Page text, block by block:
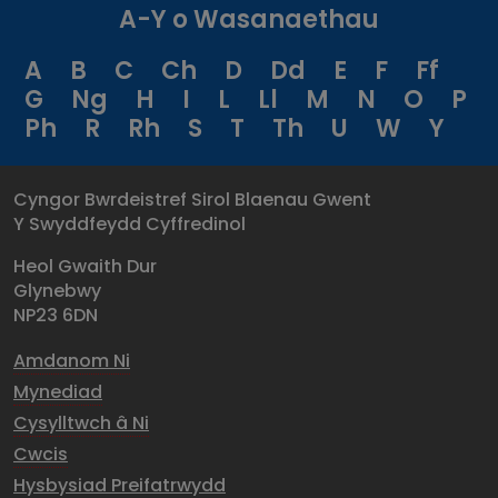
A-Y o Wasanaethau
A
B C Ch D Dd E F
Ff
G
Ng H I L Ll M N O
P
Ph
R Rh S T Th U W Y
Cyngor Bwrdeistref Sirol Blaenau Gwent
Y Swyddfeydd Cyffredinol
Heol Gwaith Dur
Glynebwy
NP23 6DN
Amdanom Ni
Mynediad
Cysylltwch â Ni
Cwcis
Hysbysiad Preifatrwydd